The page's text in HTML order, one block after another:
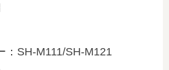
：SH-M111/SH-M121